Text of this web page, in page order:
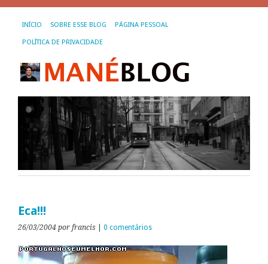
INÍCIO SOBRE ESSE BLOG PÁGINA PESSOAL
POLÍTICA DE PRIVACIDADE
Eca!!!
26/03/2004 por francis 0 comentários